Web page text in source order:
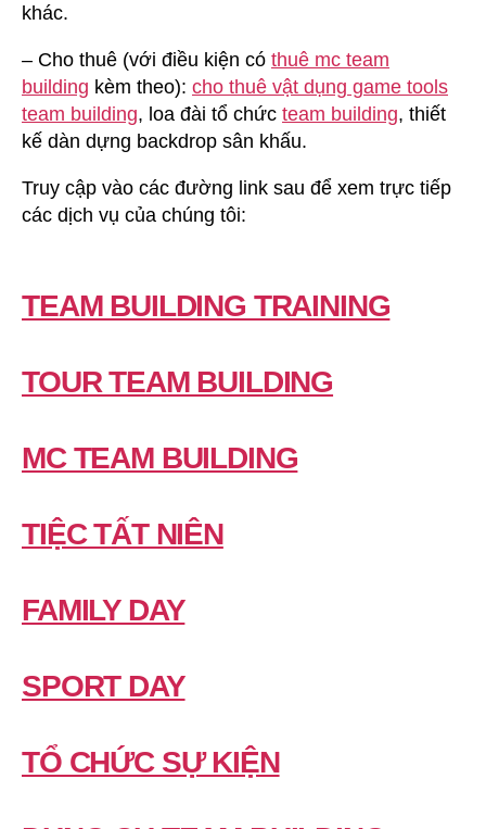
khác.
– Cho thuê (với điều kiện có thuê mc team
building kèm theo): cho thuê vật dụng game tools
team building, loa đài tổ chức team building, thiết
kế dàn dựng backdrop sân khấu.
Truy cập vào các đường link sau để xem trực tiếp
các dịch vụ của chúng tôi:
TEAM BUILDING TRAINING
TOUR TEAM BUILDING
MC TEAM BUILDING
TIỆC TẤT NIÊN
FAMILY DAY
SPORT DAY
TỔ CHỨC SỰ KIỆN